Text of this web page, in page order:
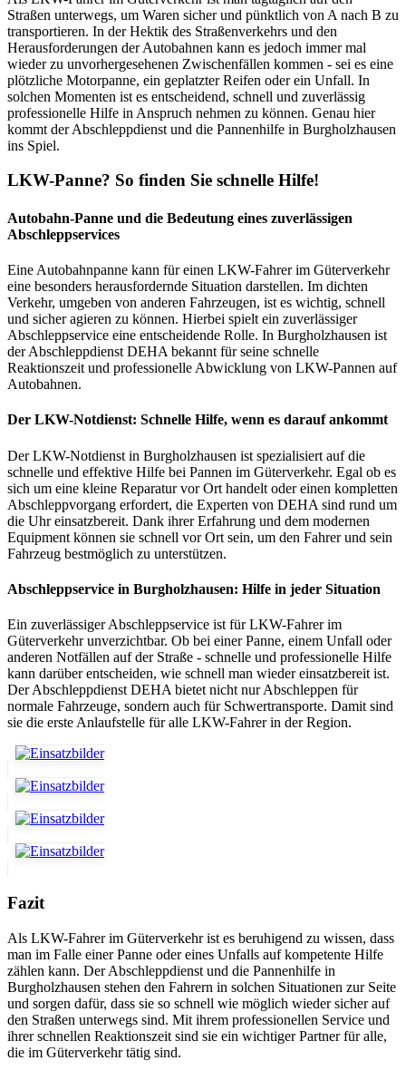
Straßen unterwegs, um Waren sicher und pünktlich von A nach B zu
transportieren. In der Hektik des Straßenverkehrs und den
Herausforderungen der Autobahnen kann es jedoch immer mal
wieder zu unvorhergesehenen Zwischenfällen kommen - sei es eine
plötzliche Motorpanne, ein geplatzter Reifen oder ein Unfall. In
solchen Momenten ist es entscheidend, schnell und zuverlässig
professionelle Hilfe in Anspruch nehmen zu können. Genau hier
kommt der Abschleppdienst und die Pannenhilfe in Burgholzhausen
ins Spiel.
LKW-Panne? So finden Sie schnelle Hilfe!
Autobahn-Panne und die Bedeutung eines zuverlässigen
Abschleppservices
Eine Autobahnpanne kann für einen LKW-Fahrer im Güterverkehr
eine besonders herausfordernde Situation darstellen. Im dichten
Verkehr, umgeben von anderen Fahrzeugen, ist es wichtig, schnell
und sicher agieren zu können. Hierbei spielt ein zuverlässiger
Abschleppservice eine entscheidende Rolle. In Burgholzhausen ist
der Abschleppdienst DEHA bekannt für seine schnelle
Reaktionszeit und professionelle Abwicklung von LKW-Pannen auf
Autobahnen.
Der LKW-Notdienst: Schnelle Hilfe, wenn es darauf ankommt
Der LKW-Notdienst in Burgholzhausen ist spezialisiert auf die
schnelle und effektive Hilfe bei Pannen im Güterverkehr. Egal ob es
sich um eine kleine Reparatur vor Ort handelt oder einen kompletten
Abschleppvorgang erfordert, die Experten von DEHA sind rund um
die Uhr einsatzbereit. Dank ihrer Erfahrung und dem modernen
Equipment können sie schnell vor Ort sein, um den Fahrer und sein
Fahrzeug bestmöglich zu unterstützen.
Abschleppservice in Burgholzhausen: Hilfe in jeder Situation
Ein zuverlässiger Abschleppservice ist für LKW-Fahrer im
Güterverkehr unverzichtbar. Ob bei einer Panne, einem Unfall oder
anderen Notfällen auf der Straße - schnelle und professionelle Hilfe
kann darüber entscheiden, wie schnell man wieder einsatzbereit ist.
Der Abschleppdienst DEHA bietet nicht nur Abschleppen für
normale Fahrzeuge, sondern auch für Schwertransporte. Damit sind
sie die erste Anlaufstelle für alle LKW-Fahrer in der Region.
Fazit
Als LKW-Fahrer im Güterverkehr ist es beruhigend zu wissen, dass
man im Falle einer Panne oder eines Unfalls auf kompetente Hilfe
zählen kann. Der Abschleppdienst und die Pannenhilfe in
Burgholzhausen stehen den Fahrern in solchen Situationen zur Seite
und sorgen dafür, dass sie so schnell wie möglich wieder sicher auf
den Straßen unterwegs sind. Mit ihrem professionellen Service und
ihrer schnellen Reaktionszeit sind sie ein wichtiger Partner für alle,
die im Güterverkehr tätig sind.